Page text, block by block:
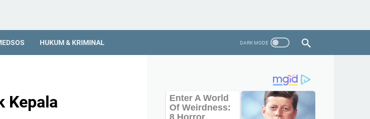
HUKUM & KRIMINAL
Kepala